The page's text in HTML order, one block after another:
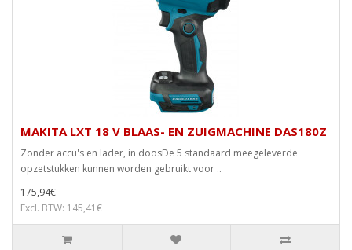
MAKITA LXT 18 V BLAAS- EN ZUIGMACHINE DAS180Z
Zonder accu's en lader, in doosDe 5 standaard meegeleverde
opzetstukken kunnen worden gebruikt voor ..
175,94€
Excl. BTW: 145,41€